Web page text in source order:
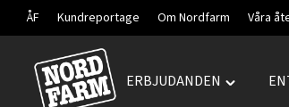
ÅF Kundreportage Om Nordfarm Våra
Hoppa
ERBJUDANDEN
Toggle